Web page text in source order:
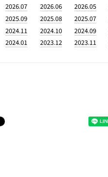
2026.07 2026.06 2026.05
2025.09 2025.08 2025.07
2024.11 2024.10 2024.09
2024.01 2023.12 2023.11